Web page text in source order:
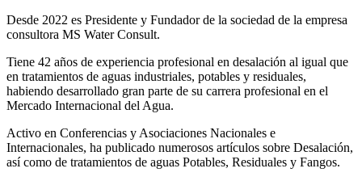
Desde 2022 es Presidente y Fundador de la sociedad de la empresa
consultora MS Water Consult.
Tiene 42 años de experiencia profesional en desalación al igual que
en tratamientos de aguas industriales, potables y residuales,
habiendo desarrollado gran parte de su carrera profesional en el
Mercado Internacional del Agua.
Activo en Conferencias y Asociaciones Nacionales e
Internacionales, ha publicado numerosos artículos sobre Desalación,
así como de tratamientos de aguas Potables, Residuales y Fangos.